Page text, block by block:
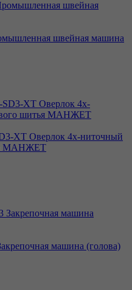
швейная машина
XT Оверлок 4х-ниточный
МАНЖЕТ
машина (голова)